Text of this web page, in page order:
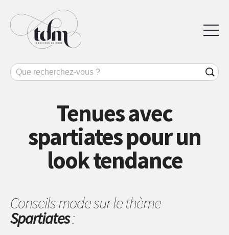
Tenues avec
spartiates pour un
look tendance
Conseils mode sur le thème
Spartiates: